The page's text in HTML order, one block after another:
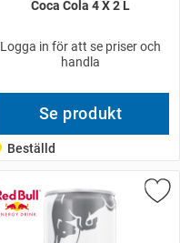
Coca Cola 4 X 2 L
Logga in för att se priser och
handla
Se produkt
Beställd